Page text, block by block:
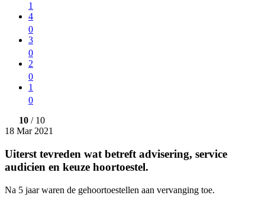
1
4
0
3
0
2
0
1
0
10 / 10
18 Mar 2021
Uiterst tevreden wat betreft advisering, service
audicien en keuze hoortoestel.
Na 5 jaar waren de gehoortoestellen aan vervanging toe.